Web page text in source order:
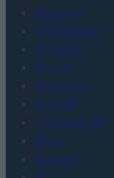
Recenzje
Porównania
Co kupić
Porady
Promocje
FinTech
Hardware PC
Moto
Gaming